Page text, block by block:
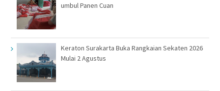
umbul Panen Cuan
Keraton Surakarta Buka Rangkaian Sekaten 2026
Mulai 2 Agustus